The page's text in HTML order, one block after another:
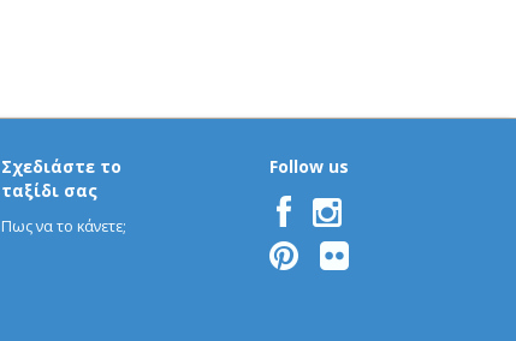
Σχεδιάστε το
ταξίδι σας
Πως να το κάνετε;
Follow us